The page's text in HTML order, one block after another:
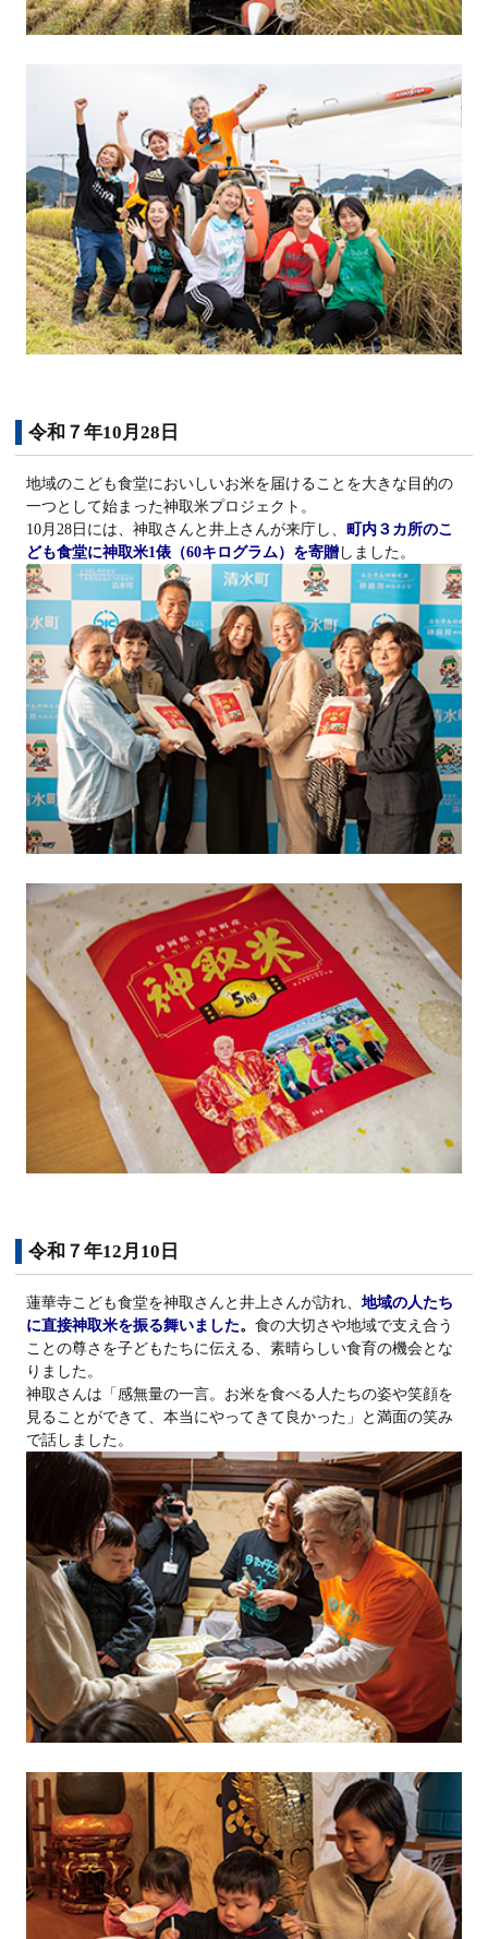
令和７年10月28日
地域のこども食堂においしいお米を届けることを大きな目的の
一つとして始まった神取米プロジェクト。
10月28日には、神取さんと井上さんが来庁し、 町内３カ所のこ
ども食堂に神取米1俵（60キログラム）を寄贈しました。
令和７年12月10日
蓮華寺こども食堂を神取さんと井上さんが訪れ、 地域の人たち
に直接神取米を振る舞いました。 食の大切さや地域で支え合う
ことの尊さを子どもたちに伝える、素晴らしい食育の機会とな
りました。
神取さんは「感無量の一言。お米を食べる人たちの姿や笑顔を
見ることができて、本当にやってきて良かった」と満面の笑み
で話しました。